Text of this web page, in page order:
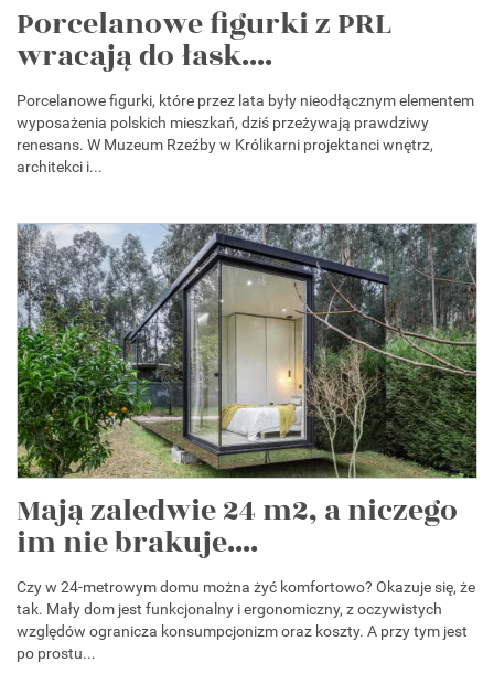
Porcelanowe figurki z PRL
wracają do łask....
Porcelanowe figurki, które przez lata były nieodłącznym elementem
wyposażenia polskich mieszkań, dziś przeżywają prawdziwy
renesans. W Muzeum Rzeźby w Królikarni projektanci wnętrz,
architekci i...
Mają zaledwie 24 m2, a niczego
im nie brakuje....
Czy w 24-metrowym domu można żyć komfortowo? Okazuje się, że
tak. Mały dom jest funkcjonalny i ergonomiczny, z oczywistych
względów ogranicza konsumpcjonizm oraz koszty. A przy tym jest
po prostu...